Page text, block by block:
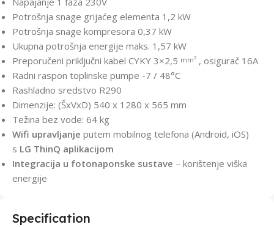
Potrošnja snage grijaćeg elementa 1,2 kW
Potrošnja snage kompresora 0,37 kW
Ukupna potrošnja energije maks. 1,57 kW
Preporučeni priključni kabel CYKY 3×2,5 mm² , osigurač 16A
Radni raspon toplinske pumpe -7 / 48°C
Rashladno sredstvo R290
Dimenzije: (ŠxVxD) 540 x 1280 x 565 mm
Težina bez vode: 64 kg
Wifi upravljanje putem mobilnog telefona (Android, iOS)
s LG ThinQ aplikacijom
Integracija u fotonaponske sustave – korištenje viška
energije
Specification